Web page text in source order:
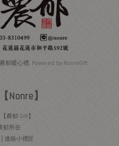
郁暖心禮. Powered by NonreGift
Nonre】
農郁 Gift】
郁所在
連絡小禮匠